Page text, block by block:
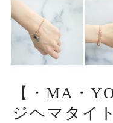
【・MA・
ジヘマタイ